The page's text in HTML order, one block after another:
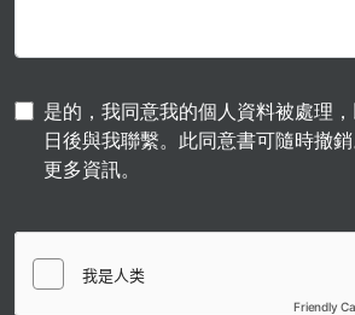
是的，我同意我的個人資料被處理
日後與我聯繫。此同意書可隨時撤
更多資訊。
Friendly